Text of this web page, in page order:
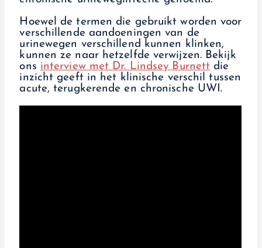
Hoewel de termen die gebruikt worden voor
verschillende aandoeningen van de
urinewegen verschillend kunnen klinken,
kunnen ze naar hetzelfde verwijzen. Bekijk
ons interview met Dr. Lindsey Burnett die
inzicht geeft in het klinische verschil tussen
acute, terugkerende en chronische UWI.